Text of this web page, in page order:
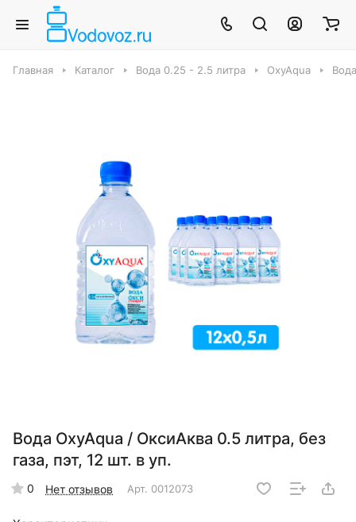
Главная Каталог Вода 0.25 - 2.5 литра OxyAqua
Вода OxyAqua / ОксиАква 0.5 литра, без
газа, пэт, 12 шт. в уп.
0 Нет отзывов Арт. 0012073